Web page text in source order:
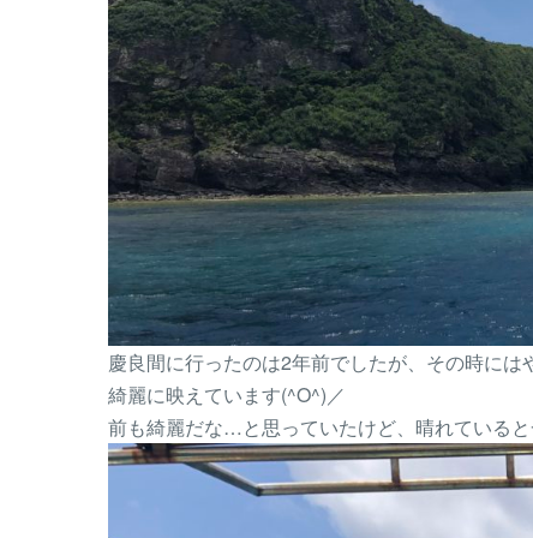
慶良間に行ったのは2年前でしたが、その時に
綺麗に映えています(^O^)／
前も綺麗だな…と思っていたけど、晴れている